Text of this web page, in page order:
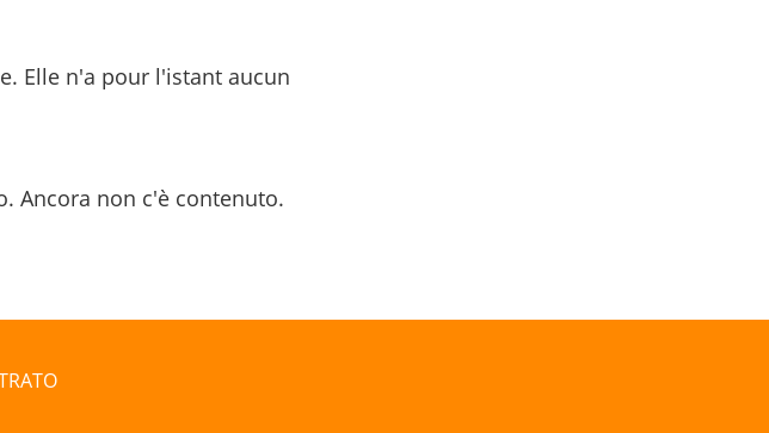
Elle n'a pour l'istant aucun
Ancora non c'è contenuto.